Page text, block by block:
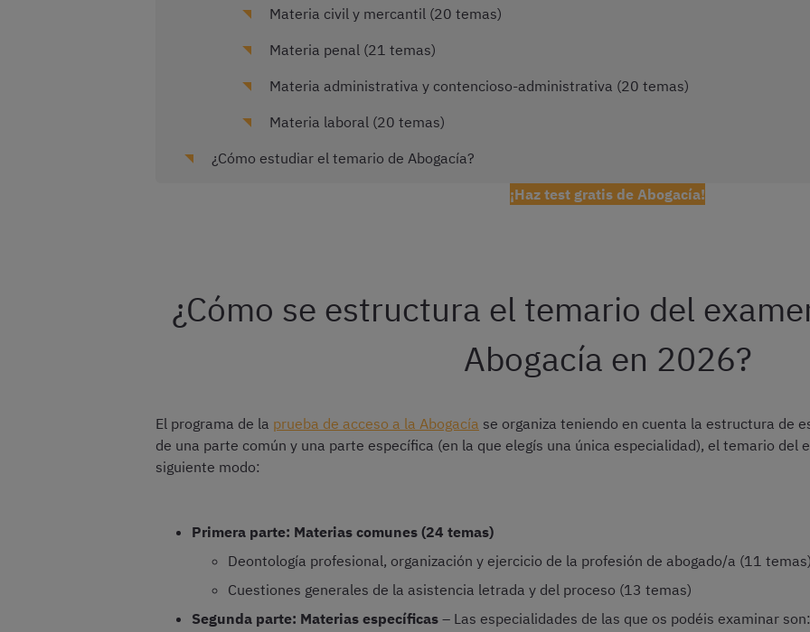
Materia civil y mercantil (20 temas)
Materia penal (21 temas)
Materia administrativa y contencioso-administrativa (20 temas)
Materia laboral (20 temas)
¿Cómo estudiar el temario de Abogacía?
¡Haz test gratis de Abogacía!
¿Cómo se estructura el temario del
Abogacía en 2026?
El programa de la prueba de acceso a la Abogacía se organiza teniendo en cuenta la estructura de
de una parte común y una parte específica (en la que elegís una única especialidad), el temario del
siguiente modo:
Primera parte: Materias comunes (24 temas)
Deontología profesional, organización y ejercicio de la profesión de abogado/a (11 temas)
Cuestiones generales de la asistencia letrada y del proceso (13 temas)
Segunda parte: Materias específicas – Las especialidades de las que os podéis examinar son: